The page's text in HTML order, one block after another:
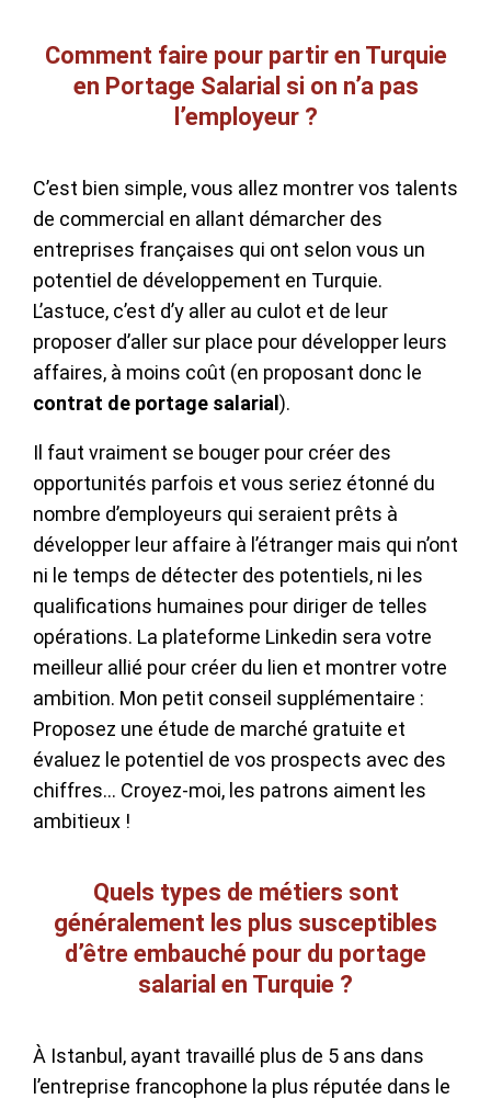
Comment faire pour partir en Turquie
en Portage Salarial si on n’a pas
l’employeur ?
C’est bien simple, vous allez montrer vos talents
de commercial en allant démarcher des
entreprises françaises qui ont selon vous un
potentiel de développement en Turquie.
L’astuce, c’est d’y aller au culot et de leur
proposer d’aller sur place pour développer leurs
affaires, à moins coût (en proposant donc le
contrat de portage salarial).
Il faut vraiment se bouger pour créer des
opportunités parfois et vous seriez étonné du
nombre d’employeurs qui seraient prêts à
développer leur affaire à l’étranger mais qui n’ont
ni le temps de détecter des potentiels, ni les
qualifications humaines pour diriger de telles
opérations. La plateforme Linkedin sera votre
meilleur allié pour créer du lien et montrer votre
ambition. Mon petit conseil supplémentaire :
Proposez une étude de marché gratuite et
évaluez le potentiel de vos prospects avec des
chiffres… Croyez-moi, les patrons aiment les
ambitieux !
Quels types de métiers sont
généralement les plus susceptibles
d’être embauché pour du portage
salarial en Turquie ?
À Istanbul, ayant travaillé plus de 5 ans dans
l’entreprise francophone la plus réputée dans le